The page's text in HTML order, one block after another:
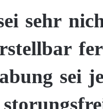
sehr
sei